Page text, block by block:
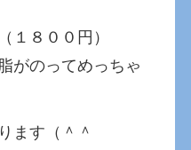
１８００円）
がのってめっちゃ
ます（＾＾